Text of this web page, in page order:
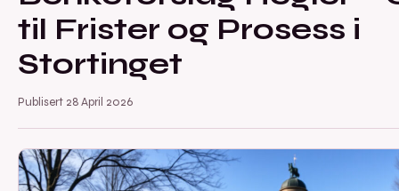
til Frister og Prosess i
Stortinget
Publisert 28 April 2026